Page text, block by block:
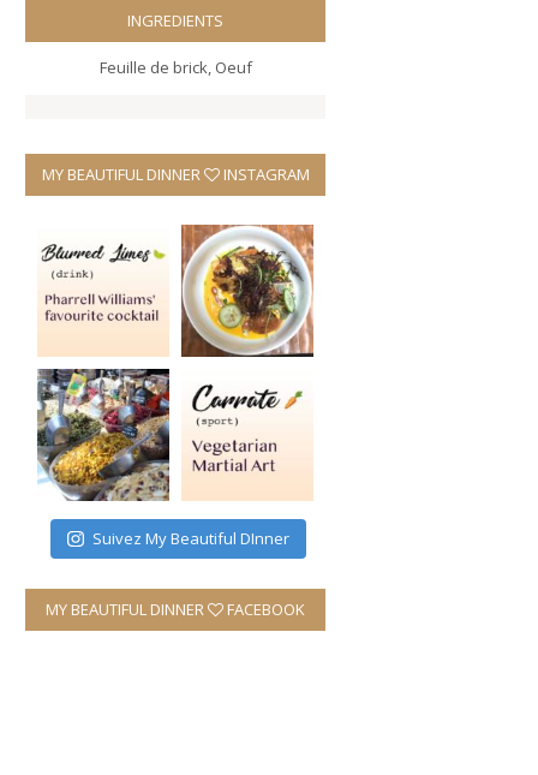
INGREDIENTS
Feuille de brick, Oeuf
MY BEAUTIFUL DINNER INSTAGRAM
Suivez My Beautiful DInner
MY BEAUTIFUL DINNER FACEBOOK